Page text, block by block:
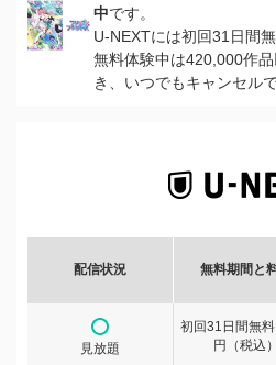
中です。
U-NEXTには初回31日間
無料体験中は420,000作
き、いつでもキャンセル
配信状況 無料期間と
見放題
初回31日間無
円（税込）